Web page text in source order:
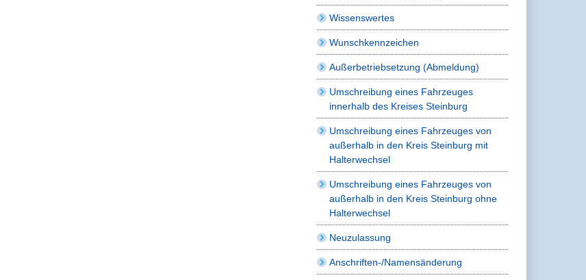
Wissenswertes
Wunschkennzeichen
Außerbetriebsetzung (Abmeldung)
Umschreibung eines Fahrzeuges
innerhalb des Kreises Steinburg
Umschreibung eines Fahrzeuges von
außerhalb in den Kreis Steinburg mit
Halterwechsel
Umschreibung eines Fahrzeuges von
außerhalb in den Kreis Steinburg ohne
Halterwechsel
Neuzulassung
Anschriften-/Namensänderung